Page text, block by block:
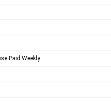
Paid Weekly